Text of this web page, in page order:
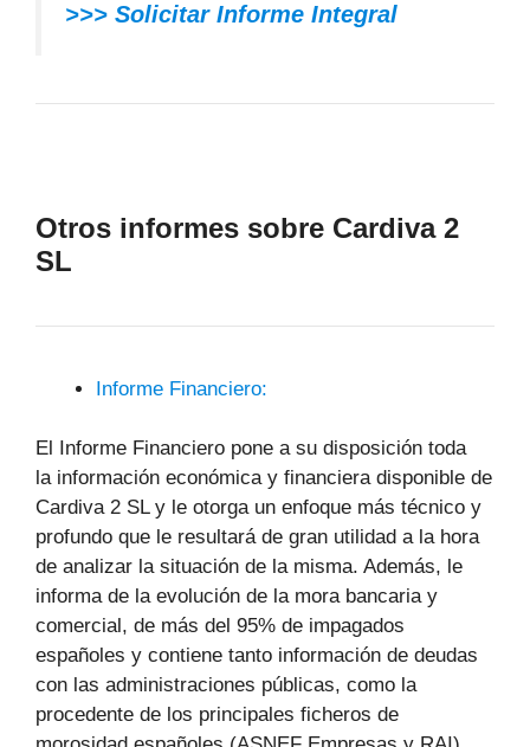
>>> Solicitar Informe Integral
Otros informes sobre Cardiva 2
SL
Informe Financiero:
El Informe Financiero pone a su disposición toda
la información económica y financiera disponible de
Cardiva 2 SL y le otorga un enfoque más técnico y
profundo que le resultará de gran utilidad a la hora
de analizar la situación de la misma. Además, le
informa de la evolución de la mora bancaria y
comercial, de más del 95% de impagados
españoles y contiene tanto información de deudas
con las administraciones públicas, como la
procedente de los principales ficheros de